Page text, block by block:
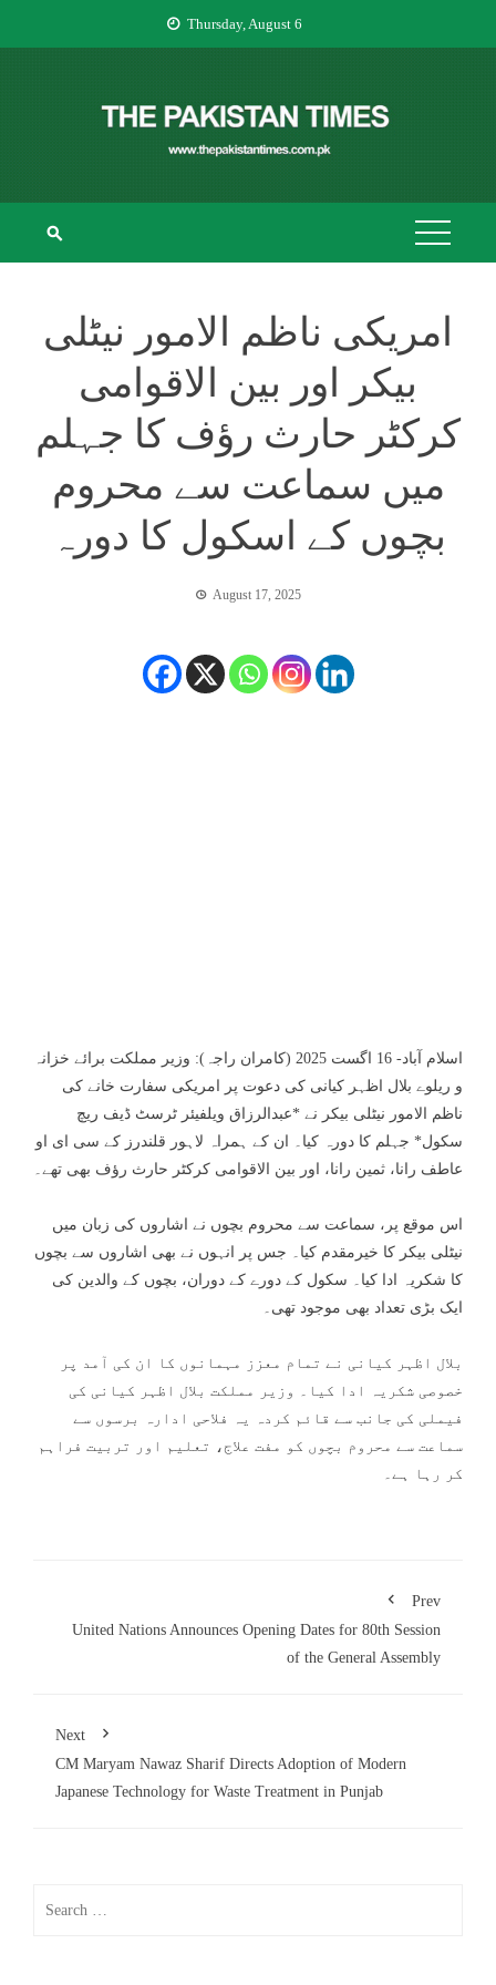
Thursday, August 6
THE PAKISTAN
TIMES
The Pakistan Times
امریکی ناظم الامور نیٹلی
بیکر اور بین الاقوامی
کرکٹر حارث رؤف کا جہلم
میں سماعت سے محروم
بچوں کے اسکول کا دورہ
August 17, 2025
اسلام آباد- 16 اگست 2025 (کامران راجہ): وزیر مملکت برائے خزانہ
و ریلوے بلال اظہر کیانی کی دعوت پر امریکی سفارت خانے کی
ناظم الامور نیٹلی بیکر نے *عبدالرزاق ویلفیئر ٹرسٹ ڈیف ریچ
سکول* جہلم کا دورہ کیا۔ ان کے ہمراہ لاہور قلندرز کے سی ای او
عاطف رانا، ثمین رانا، اور بین الاقوامی کرکٹر حارث رؤف بھی تھے۔
اس موقع پر، سماعت سے محروم بچوں نے اشاروں کی زبان میں
نیٹلی بیکر کا خیرمقدم کیا۔ جس پر انہوں نے بھی اشاروں سے بچوں
کا شکریہ ادا کیا۔ سکول کے دورے کے دوران، بچوں کے والدین کی
ایک بڑی تعداد بھی موجود تھی۔
بلال اظہر کیانی نے تمام معزز مہمانوں کا ان کی آمد پر
خصوصی شکریہ ادا کیا۔ وزیر مملکت بلال اظہر کیانی کی
فیملی کی جانب سے قائم کردہ یہ فلاحی ادارہ برسوں سے
سماعت سے محروم بچوں کو مفت علاج، تعلیم اور تربیت فراہم
کر رہا ہے۔
Prev
United Nations Announces Opening Dates for 80th Session
of the General Assembly
Next
CM Maryam Nawaz Sharif Directs Adoption of Modern
Japanese Technology for Waste Treatment in Punjab